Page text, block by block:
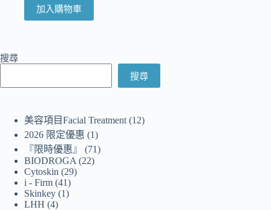
加入購物車
搜尋
搜尋
美容項目Facial Treatment 12
2026 限定優惠
1
『限時優惠』
71
BIODROGA
22
Cytoskin
29
i - Firm 41
Skinkey 1
LHH 4